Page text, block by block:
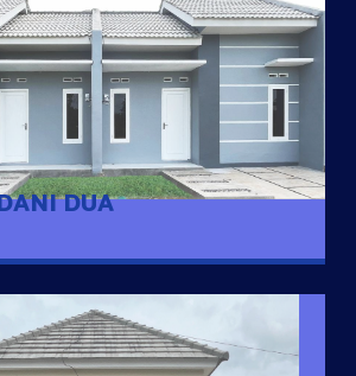
DUA
DUA
nyaman dengan harga subsidi hanya 100
lokasi strategis di Tuban